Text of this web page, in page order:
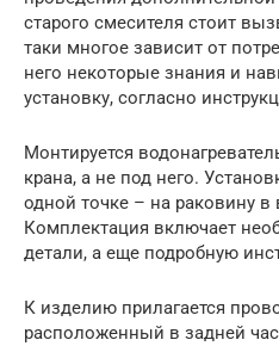
старого смесителя стоит
таки многое зависит от
него некоторые знания и
установку, согласно
Монтируется
крана, а не под него.
одной точке – на раковину в
Комплектация включает
детали, а еще подробную
К изделию прилагается
расположенный в задней